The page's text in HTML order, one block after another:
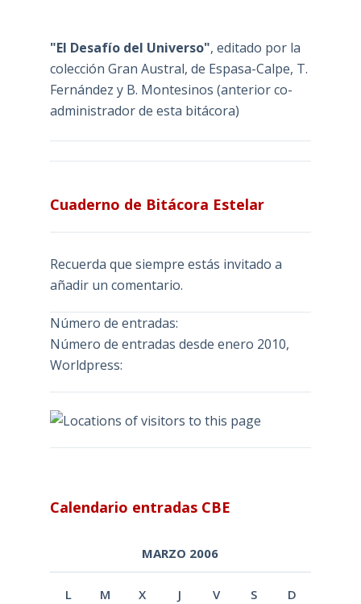
"El Desafío del Universo", editado por la
colección Gran Austral, de Espasa-Calpe, T.
Fernández y B. Montesinos (anterior co-
administrador de esta bitácora)
Cuaderno de Bitácora Estelar
Recuerda que siempre estás invitado a
añadir un comentario.
Número de entradas:
Número de entradas desde enero 2010,
Worldpress:
Calendario entradas CBE
MARZO 2006
L M X J V S D